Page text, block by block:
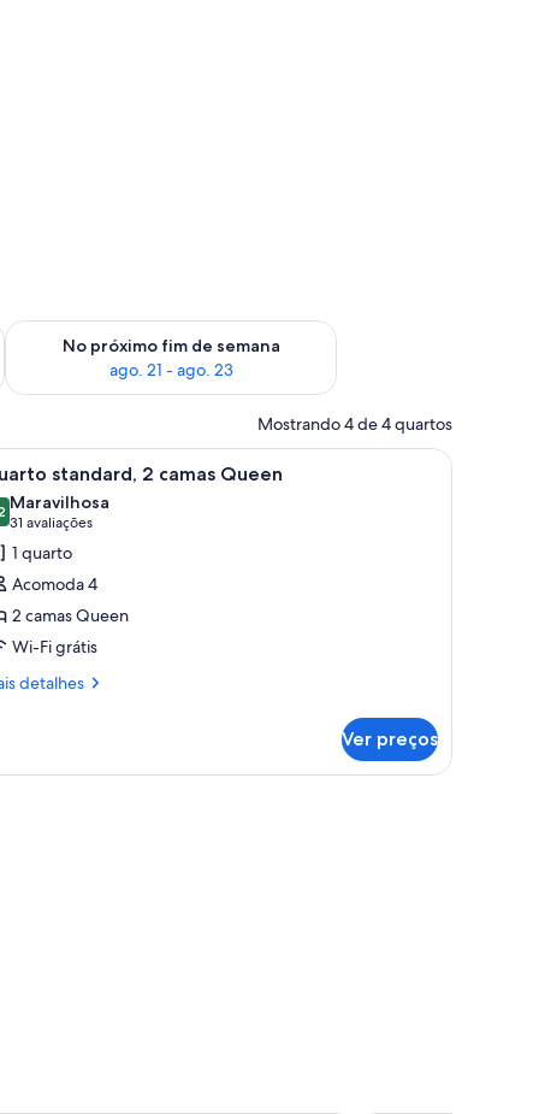
semana, ago. 14 - ago. 16
No próximo fim de semana
ago. 21 - ago. 23
Verifica a disponibilidade para o próximo fim de semana,
Mostrando 4 de 4 quartos
cadeira, televisão, micro-ondas e porta com número.
Quarto de hotel com duas camas,
13 standard, 2 camas Queen
de 10
Maravilhosa
31 avaliações
(31
avaliações)
1 quarto
Acomoda 4
2 camas Queen
Wi-Fi grátis
detalhes
Ver preços
e escrivaninha de madeira com cadeira.